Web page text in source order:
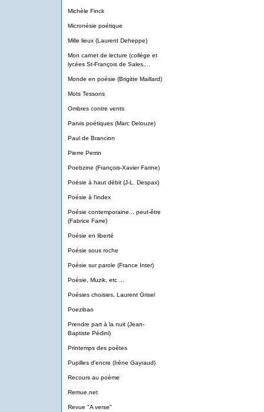
Michèle Finck
Micronésie poétique
Mille lieux (Laurent Deheppe)
Mon carnet de lecture (collège et
lycées St-François de Sales,...
Monde en poésie (Brigitte Maillard)
Mots Tessons
Ombres contre vents
Parvis poétiques (Marc Delouze)
Paul de Brancion
Pierre Perrin
Poebzine (François-Xavier Farine)
Poésie à haut débit (J-L. Despax)
Poésie à l'index
Poésie contemporaine... peut-être
(Fabrice Farre)
Poésie en liberté
Poésie sous roche
Poésie sur parole (France Inter)
Poésie, Muzik, etc ...
Poésies choisies, Laurent Grisel
Poezibao
Prendre part à la nuit (Jean-
Baptiste Pédini)
Printemps des poètes
Pupilles d'encre (Irène Gayraud)
Recours au poème
Remue.net
Revue "A verse"